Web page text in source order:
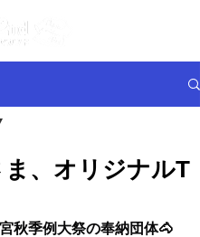
、オリジナルT
秋季例大祭の奉納団体🐴